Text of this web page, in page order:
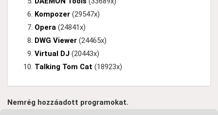
Kompozer (29547x)
Opera (24841x)
DWG Viewer (24465x)
Virtual DJ (20443x)
Talking Tom Cat (18923x)
Nemrég hozzáadott programokat.